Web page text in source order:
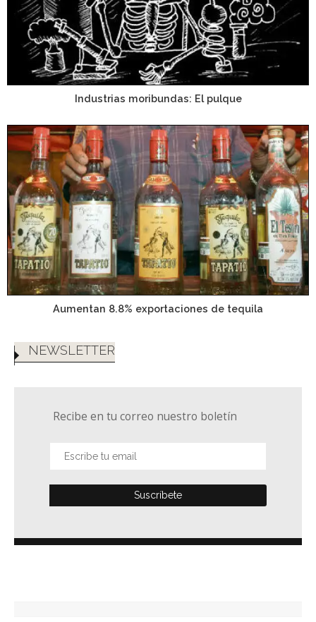
Industrias moribundas: El pulque
Aumentan 8.8% exportaciones de tequila
NEWSLETTER
Recibe en tu correo nuestro boletín